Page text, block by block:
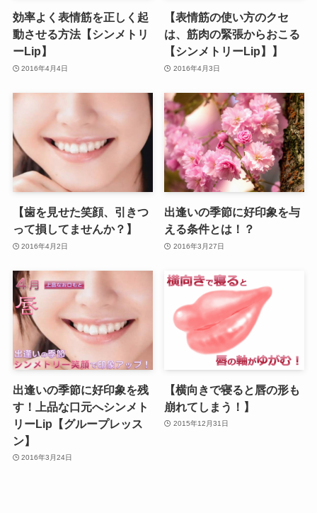
効率よく表情筋を正しく起
動させる方法【シンメトリ
ーLip】
2016年4月4日
【表情筋の使い方のクセ
は、筋肉の緊張からおこる
【シンメトリーLip】】
2016年4月3日
【歯を見せた笑顔、引きつ
って損してませんか？】
2016年4月2日
出逢いの季節に好印象を与
える条件とは！？
2016年3月27日
出逢いの季節に好印象を残
す！上品な口元へシンメト
リーLip【グループレッス
ン】
2016年3月24日
【横向きで寝ると唇の形も
崩れてしまう！】
2015年12月31日